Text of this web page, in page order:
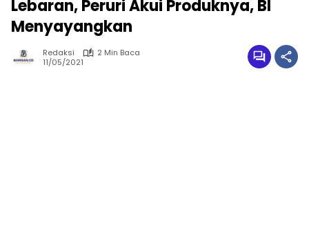
Lebaran, Peruri Akui Produknya, BI
Menyayangkan
Redaksi
2 Min Baca
11/05/2021